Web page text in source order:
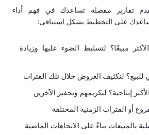
تقارير مفصلة تساعدك في فهم أداء
على التخطيط بشكل استباقي:
مبيعًا؟ لتسليط الضوء عليها وزيادة
للبيع؟ لتكثيف العروض خلال تلك الفترات
إنتاجية؟ لتكريمهم وتحفيز الآخرين
أو الفترات الزمنية المختلفة
بالمبيعات بناءً على الاتجاهات الماضية